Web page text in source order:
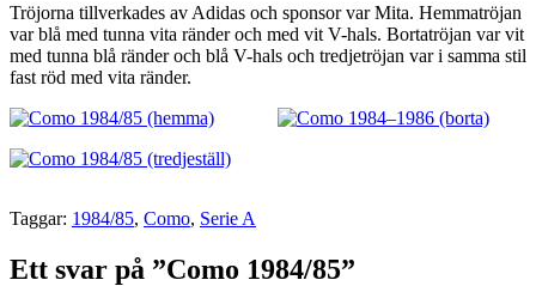
Tröjorna tillverkades av Adidas och sponsor var Mita. Hemmatröjan
var blå med tunna vita ränder och med vit V-hals. Bortatröjan var vit
med tunna blå ränder och blå V-hals och tredjetröjan var i samma stil
fast röd med vita ränder.
Taggar: 1984/85, Como, Serie A
Ett svar på ”Como 1984/85”